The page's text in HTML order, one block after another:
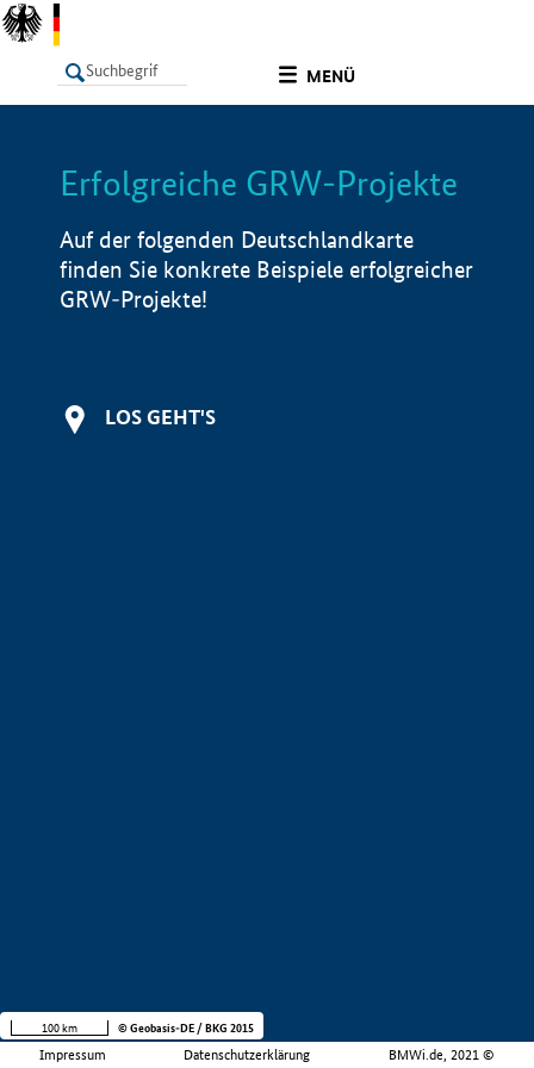
MENÜ
LISTE Info
Erfolgreiche GRW-Projekte
Auf der folgenden Deutschlandkarte
finden Sie konkrete Beispiele erfolgreicher
GRW-Projekte!
LOS GEHT'S
Impressum Datenschutzerklärung BMWi.de, 2021 ©
100 km © Geobasis-DE / BKG 2015